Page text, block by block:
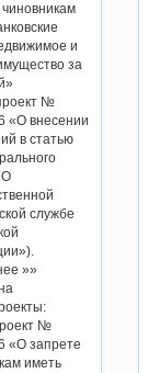
и
за
№
«О внесении
в статью
службе
»»
№
«О запрете
иметь